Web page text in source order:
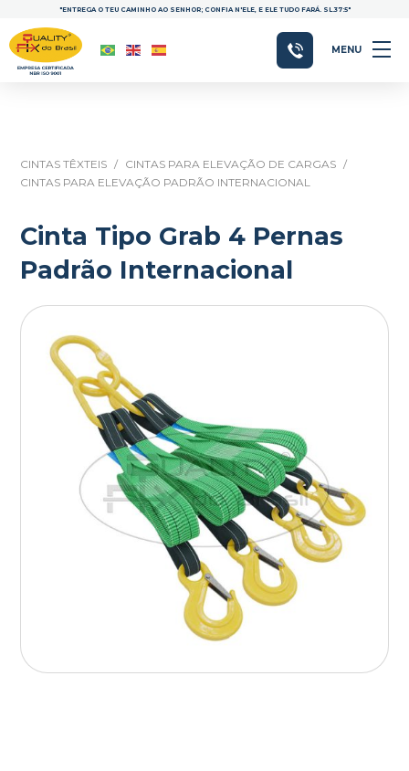
"ENTREGA O TEU CAMINHO AO SENHOR; CONFIA N'ELE, E ELE TUDO FARÁ. SL.37:5"
MENU
CINTAS TÊXTEIS / CINTAS PARA ELEVAÇÃO DE CARGAS /
CINTAS PARA ELEVAÇÃO PADRÃO INTERNACIONAL
Cinta Tipo Grab 4 Pernas
Padrão Internacional